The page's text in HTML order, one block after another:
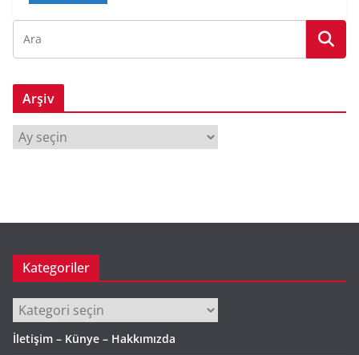
Arşiv
Kategoriler
Kategoriler
İletişim – Künye – Hakkımızda